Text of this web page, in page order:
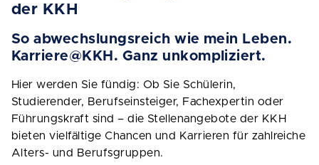
der KKH
So abwechslungsreich wie mein Leben.
Karriere@KKH. Ganz unkompliziert.
Hier werden Sie fündig: Ob Sie Schülerin,
Studierender, Berufseinsteiger, Fachexpertin oder
Führungskraft sind – die Stellenangebote der KKH
bieten vielfältige Chancen und Karrieren für zahlreiche
Alters- und Berufsgruppen.